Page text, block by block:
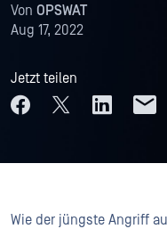
Von OPSWAT
Aug 17, 2022
Jetzt teilen
Wie der jüngste Angriff